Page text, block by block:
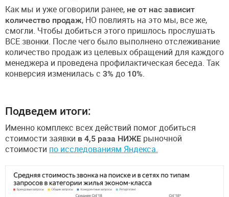
Как мы и уже оговорили ранее, не от нас зависит
количество продаж, НО повлиять на это мы, все же,
смогли. Чтобы добиться этого пришлось прослушать
ВСЕ звонки. После чего было выполнено отслеживание
количество продаж из целевых обращений для каждого
менеджера и проведена профилактическая беседа. Так
конверсия изменилась с 3% до 10%.
Подведем итоги:
Именно комплекс всех действий помог добиться
стоимости заявки в 4,5 раза НИЖЕ рыночной
стоимости по исследованиям Яндекса.